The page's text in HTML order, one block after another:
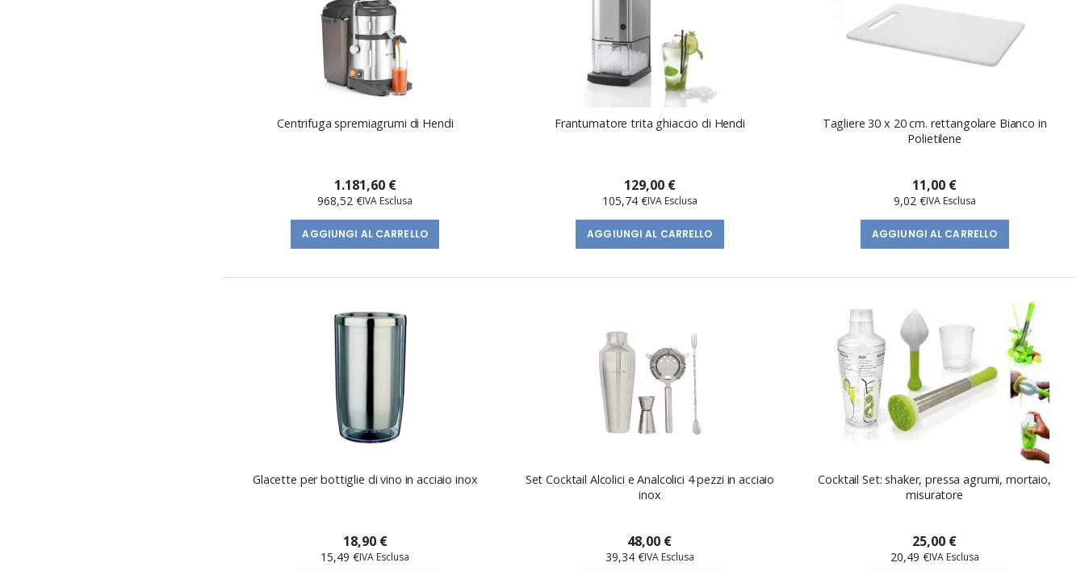
Centrifuga spremiagrumi di Hendi
1.181,60 €
968,52 €
AGGIUNGI AL CARRELLO
Frantumatore trita ghiaccio di Hendi
129,00 €
105,74 €
AGGIUNGI AL CARRELLO
Tagliere 30 x 20 cm. rettangolare Bianco in
Polietilene
11,00 €
9,02 €
AGGIUNGI AL CARRELLO
Glacette per bottiglie di vino in acciaio inox
18,90 €
15,49 €
Set Cocktail Alcolici e Analcolici 4 pezzi in acciaio
inox
48,00 €
39,34 €
Cocktail Set: shaker, pressa agrumi, mortaio,
misuratore
25,00 €
20,49 €